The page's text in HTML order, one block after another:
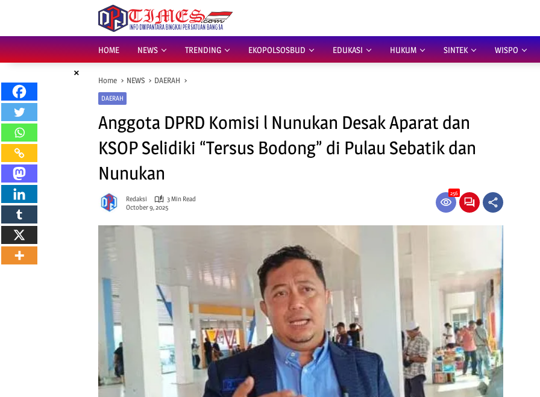
HOME
NEWS TRENDING EKOPOLSOSBUD EDUKASI HUKUM SINTEK WISPO
×
Home NEWS DAERAH
DAERAH
Anggota DPRD Komisi l Nunukan Desak Aparat dan
KSOP Selidiki “Tersus Bodong” di Pulau Sebatik dan
Nunukan
Redaksi
3 Min Read
October 9, 2025
256